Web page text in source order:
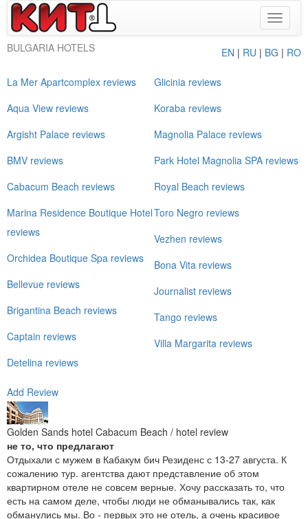
Toggle
BULGARIA HOTELS
EN | RU | BG | RO
La Mer Apartcomplex reviews
Aqua View reviews
Argisht Palace reviews
BMV reviews
Cabacum Beach reviews
Marina Residence Boutique Hotel
reviews
Orchidea Boutique Spa reviews
Bellevue reviews
Brigantina Beach reviews
Captain reviews
Detelina reviews
Glicinia reviews
Koraba reviews
Magnolia Palace reviews
Park Hotel Magnolia SPA reviews
Royal Beach reviews
Toro Negro reviews
Vezhen reviews
Bona Vita reviews
Journalist reviews
Tango reviews
Villa Margarita reviews
Add Review
Golden Sands hotel Cabacum Beach / hotel review
не то, что предлагают
Отдыхали с мужем в Кабакум бич Резиденс с 13-27 августа. К
сожалению тур. агентства дают представление об этом
квартирном отеле не совсем верные. Хочу рассказать то, что
есть на самом деле, чтобы люди не обманывались так, как
обманулись мы. Во - первых это не отель, а очень красивое